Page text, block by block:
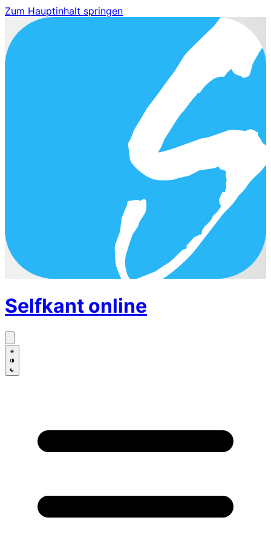
Zum Hauptinhalt springen
Selfkant online